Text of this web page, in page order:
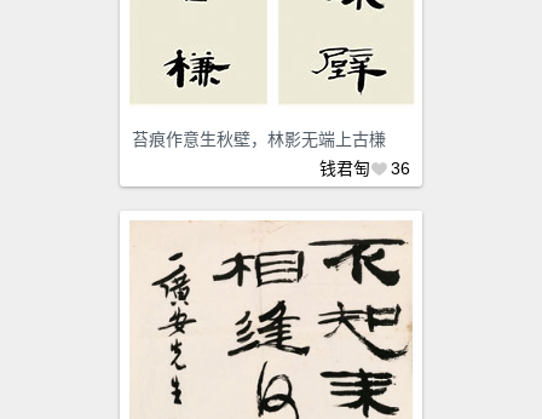
苔痕作意生秋壁，林影无端上古槏
钱君匋
36